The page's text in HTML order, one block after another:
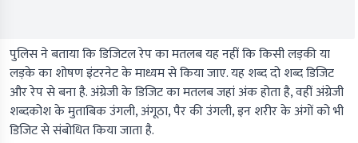
पुलिस ने बताया कि डिजिटल रेप का मतलब यह नहीं कि किसी लड़की या
लड़के का शोषण इंटरनेट के माध्यम से किया जाए. यह शब्द दो शब्द डिजिट
और रेप से बना है. अंग्रेजी के डिजिट का मतलब जहां अंक होता है, वहीं अंग्रेजी
शब्दकोश के मुताबिक उंगली, अंगूठा, पैर की उंगली, इन शरीर के अंगों को भी
डिजिट से संबोधित किया जाता है.